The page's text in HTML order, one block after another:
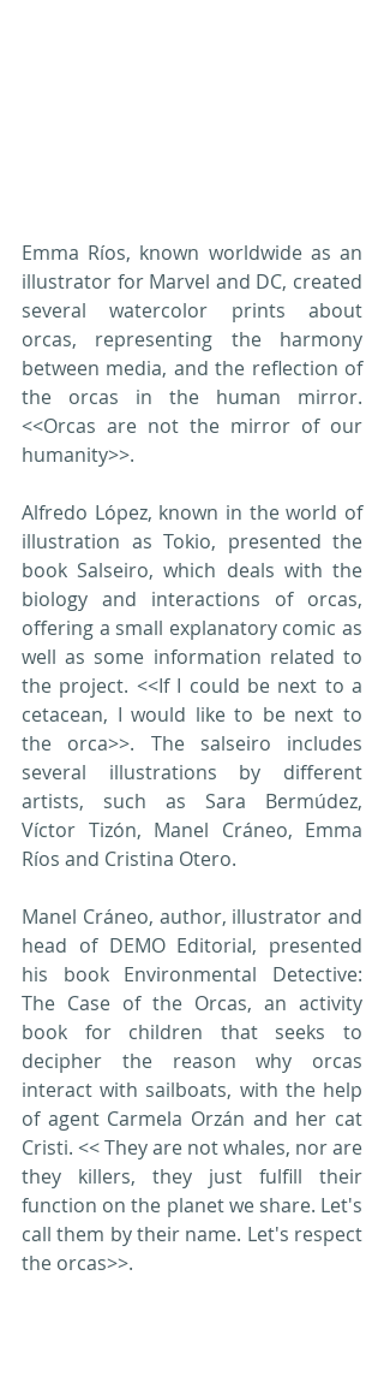
Emma Ríos, known worldwide as an
illustrator for Marvel and DC, created
several watercolor prints about
orcas, representing the harmony
between media, and the reflection of
the orcas in the human mirror.
<<Orcas are not the mirror of our
humanity>>.
Alfredo López, known in the world of
illustration as Tokio, presented the
book Salseiro, which deals with the
biology and interactions of orcas,
offering a small explanatory comic as
well as some information related to
the project. <<If I could be next to a
cetacean, I would like to be next to
the orca>>. The salseiro includes
several illustrations by different
artists, such as Sara Bermúdez,
Víctor Tizón, Manel Cráneo, Emma
Ríos and Cristina Otero.
Manel Cráneo, author, illustrator and
head of DEMO Editorial, presented
his book Environmental Detective:
The Case of the Orcas, an activity
book for children that seeks to
decipher the reason why orcas
interact with sailboats, with the help
of agent Carmela Orzán and her cat
Cristi. << They are not whales, nor are
they killers, they just fulfill their
function on the planet we share. Let's
call them by their name. Let's respect
the orcas>>.